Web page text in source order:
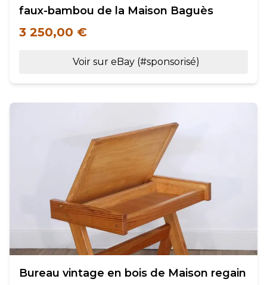
faux-bambou de la Maison Baguès
3 250,00 €
Voir sur eBay (#sponsorisé)
Bureau vintage en bois de Maison regain